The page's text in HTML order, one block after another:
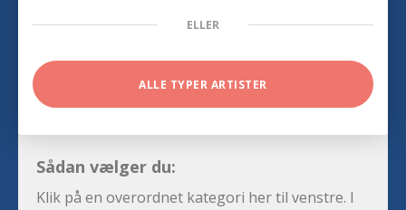
ELLER
ALLE TYPER ARTISTER
Sådan vælger du:
Klik på en overordnet kategori her til venstre. I